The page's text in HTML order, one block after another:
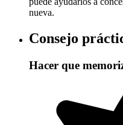
nueva.
Consejo
Hacer que